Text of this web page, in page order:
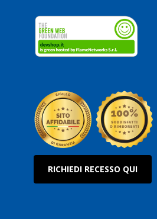
RICHIEDI RECESSO QUI